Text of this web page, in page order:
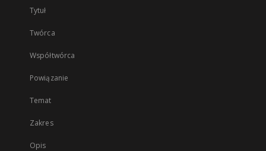
Tytuł
Twórca
Współtwórca
Powiązanie
Temat
Zakres
Opis